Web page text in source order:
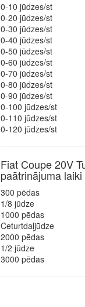
0-10 jūdzes/st
0-20 jūdzes/st
0-30 jūdzes/st
0-40 jūdzes/st
0-50 jūdzes/st
0-60 jūdzes/st
0-70 jūdzes/st
0-80 jūdzes/st
0-90 jūdzes/st
0-100 jūdzes/st
0-110 jūdzes/st
0-120 jūdzes/st
Fiat Coupe 20V
paātrinājuma
300 pēdas
1/8 jūdze
1000 pēdas
Ceturtdaļjūdze
2000 pēdas
1/2 jūdze
3000 pēdas